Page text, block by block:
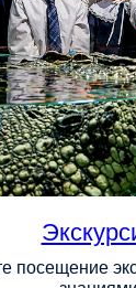
посещение